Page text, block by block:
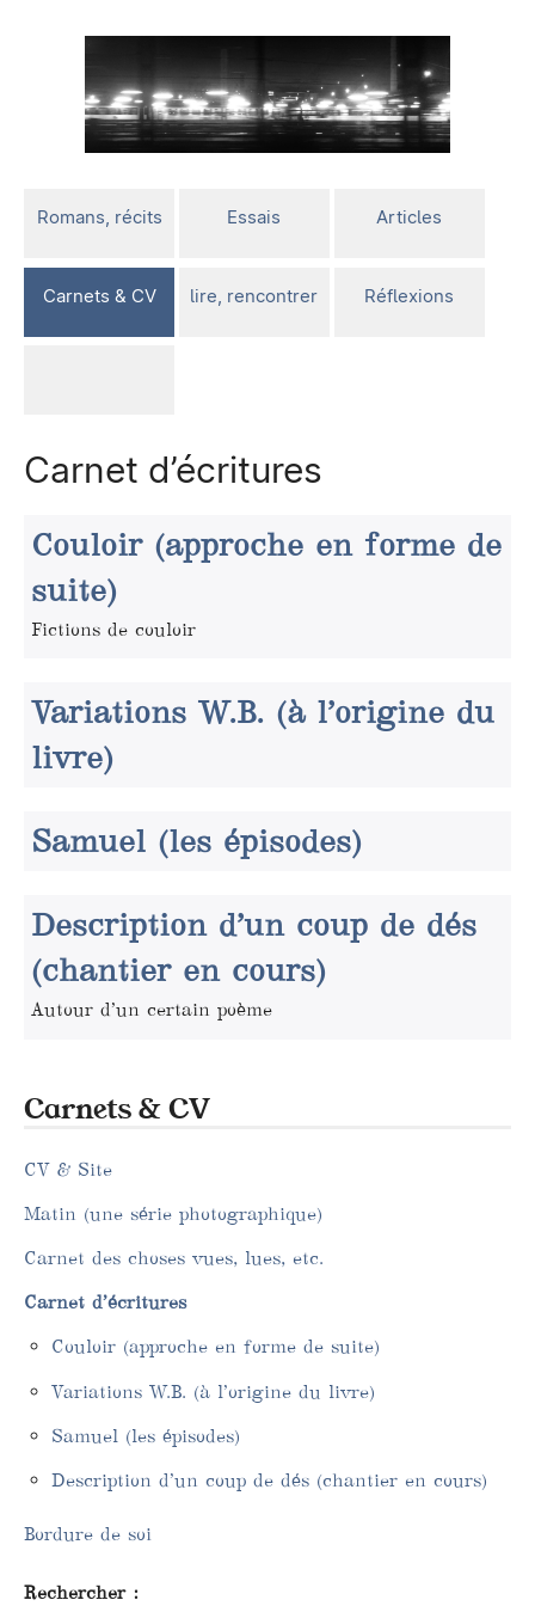
Romans, récits Essais Articles
Carnets & CV lire, rencontrer Réflexions
Carnet d’écritures
Couloir (approche en forme de
suite)
Fictions de couloir
Variations W.B. (à l’origine du
livre)
Samuel (les épisodes)
Description d’un coup de dés
(chantier en cours)
Autour d’un certain poème
Carnets & CV
CV & Site
Matin (une série photographique)
Carnet des choses vues, lues, etc.
Carnet d’écritures
Couloir (approche en forme de suite)
Variations W.B. (à l’origine du livre)
Samuel (les épisodes)
Description d’un coup de dés (chantier en cours)
Bordure de soi
Rechercher :